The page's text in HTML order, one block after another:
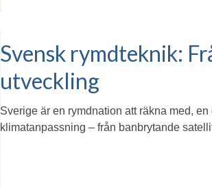
Svensk rymdteknik:
utveckling
Sverige är en rymdnation att räkna med,
klimatanpassning – från banbrytande